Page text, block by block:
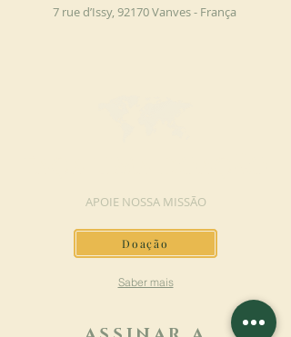
7 rue d’Issy, 92170 Vanves - França
APOIE NOSSA MISSÃO
Doação
Saber mais